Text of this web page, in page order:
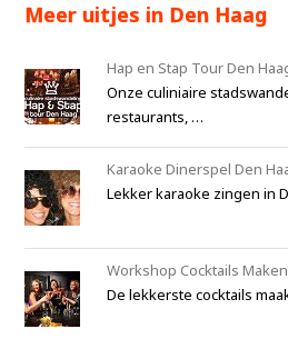
Meer uitjes in Den Haag
Hap en Stap Tour Den
Onze culiniaire
restaurants, …
Karaoke Dinerspel Den
Lekker karaoke zingen in
Workshop Cocktails Maken
De lekkerste cocktails